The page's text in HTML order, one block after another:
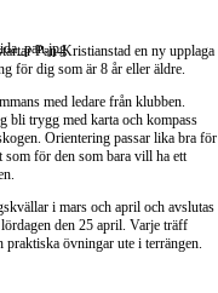
Pan-Kristianstad en ny upplaga
för dig som är 8 år eller äldre.
med ledare från klubben.
bli trygg med karta och kompass
Orientering passar lika bra för
för den som bara vill ha ett
i mars och april och avslutas
den 25 april. Varje träff
praktiska övningar ute i terrängen.